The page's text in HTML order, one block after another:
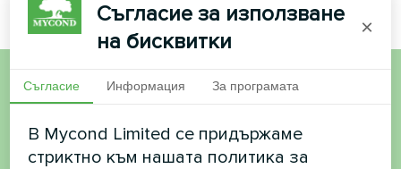
Искате да купите или
имате въпроси?
Съгласие за използване
на бисквитки
×
Съгласие Информация За програмата
В Mycond Limited се придържаме
стриктно към нашата политика за